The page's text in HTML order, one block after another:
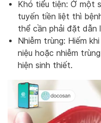
Khó tiểu tiện: Ở một
tuyến tiền liệt thì
thể cần phải đặt dẫn
Nhiễm trùng: Hiếm
niệu hoặc nhiễm
hiện sinh thiết.